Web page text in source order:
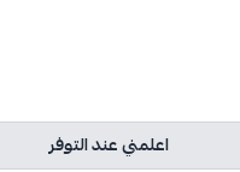
اعلمني عند التوفر